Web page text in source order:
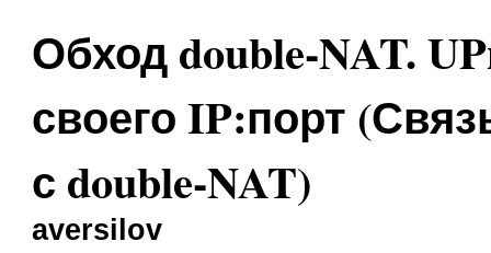
Обход double-NAT.
своего IP:порт
с double-NAT)
aversilov